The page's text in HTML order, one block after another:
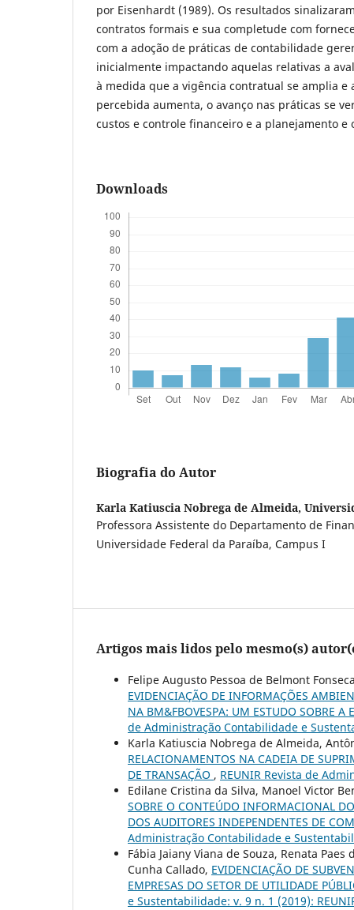
por Eisenhardt (1989). Os resultados
contratos formais e sua completude com
com a adoção de práticas de contabilidade
inicialmente impactando aquelas relativas a
à medida que a vigência contratual se amplia e
percebida aumenta, o avanço nas práticas se
custos e controle financeiro e a planejamento e
Downloads
Biografia do Autor
Karla Katiuscia Nobrega de Almeida,
Professora Assistente do Departamento de
Universidade Federal da Paraíba, Campus I
Artigos mais lidos pelo mesmo(s)
Felipe Augusto Pessoa de Belmont
EVIDENCIAÇÃO DE INFORMAÇÕES
NA BM&FBOVESPA: UM ESTUDO SOBRE A
de Administração Contabilidade e
Karla Katiuscia Nobrega de Almeida,
RELACIONAMENTOS NA CADEIA DE
DE TRANSAÇÃO , REUNIR Revista de
Edilane Cristina da Silva, Manoel Victor
SOBRE O CONTEÚDO INFORMACIONAL
DOS AUDITORES INDEPENDENTES DE
Administração Contabilidade e
Fábia Jaiany Viana de Souza, Renata
Cunha Callado, EVIDENCIAÇÃO DE
EMPRESAS DO SETOR DE UTILIDADE
e Sustentabilidade: v. 9 n. 1 (2019):